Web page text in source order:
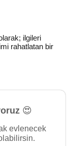
ilgileri
rahatlatan bir
😍
evlenecek